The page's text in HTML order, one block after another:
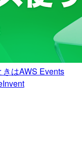
はAWS Events